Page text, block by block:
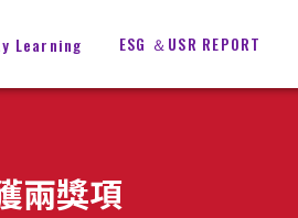
Learning ESG ＆USR REPORT
兩獎項